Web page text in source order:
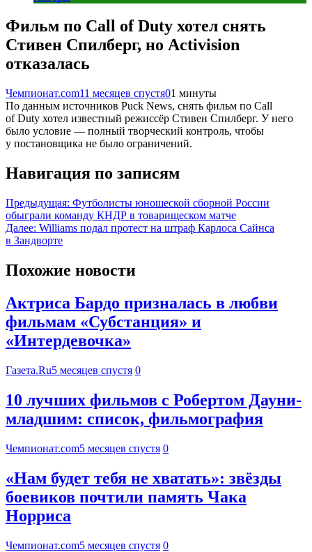
Фильм по Call of Duty хотел снять
Стивен Спилберг, но Activision
отказалась
Чемпионат.com11 месяцев спустя01 минуты
По данным источников Puck News, снять фильм по Call
of Duty хотел известный режиссёр Стивен Спилберг. У него
было условие — полный творческий контроль, чтобы
у постановщика не было ограничений.
Навигация по записям
Предыдущая: Футболисты юношеской сборной России
обыграли команду КНДР в товарищеском матче
Далее: Williams подал протест на штраф Карлоса Сайнса
в Зандворте
Похожие новости
Актриса Бардо призналась в любви
фильмам «Субстанция» и
«Интердевочка»
Газета.Ru5 месяцев спустя 0
10 лучших фильмов с Робертом Дауни-
младшим: список, фильмография
Чемпионат.com5 месяцев спустя 0
«Нам будет тебя не хватать»: звёзды
боевиков почтили память Чака
Норриса
Чемпионат.com5 месяцев спустя 0